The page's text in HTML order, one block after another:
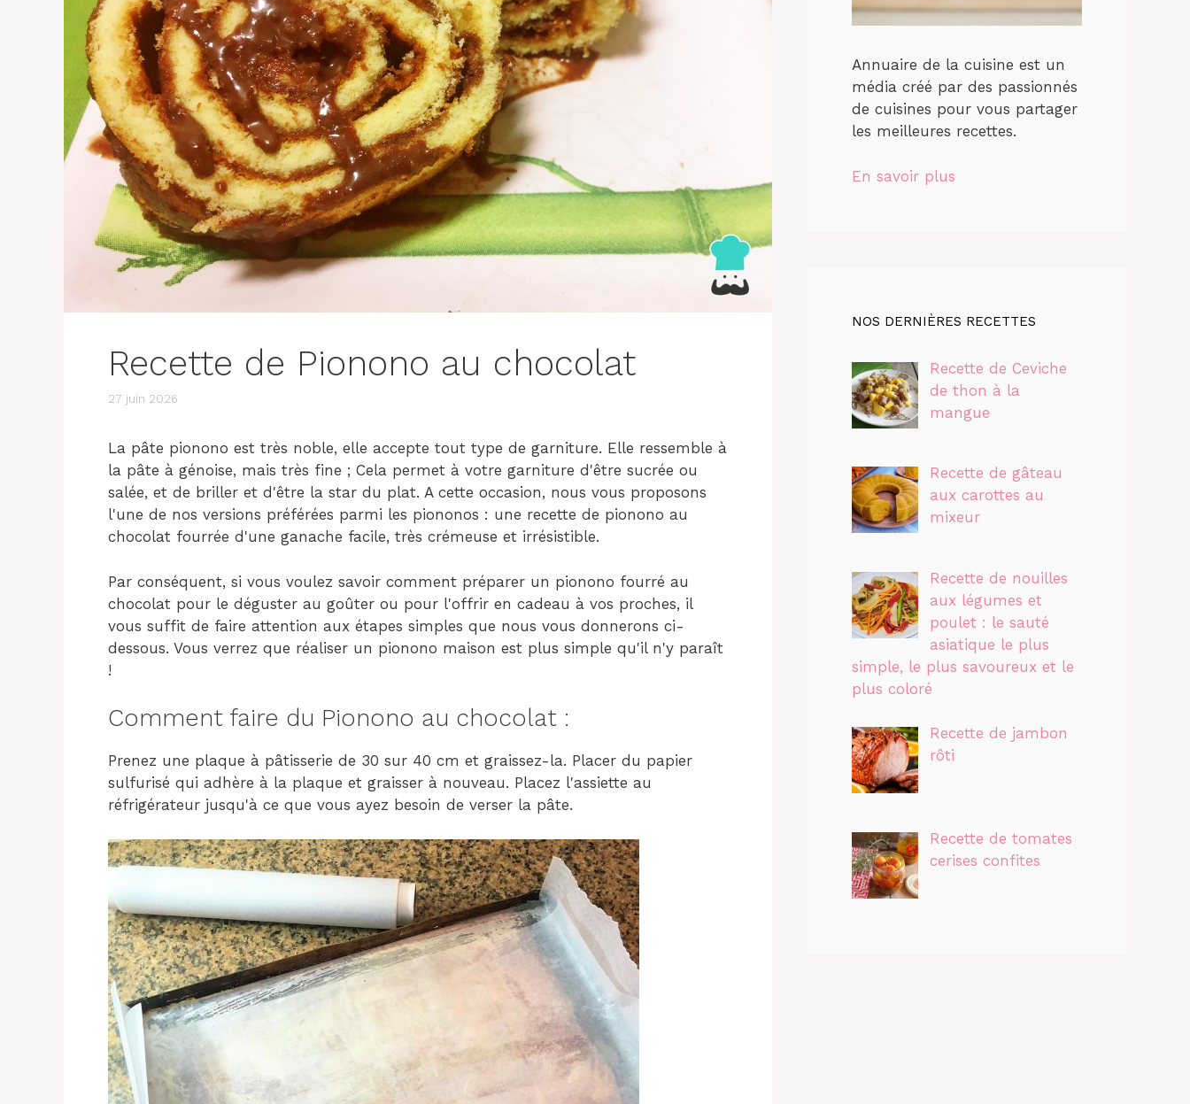
Recette de Pionono au chocolat
27 juin 2026
La pâte pionono est très noble, elle accepte tout type de garniture. Elle ressemble à
la pâte à génoise, mais très fine ; Cela permet à votre garniture d'être sucrée ou
salée, et de briller et d'être la star du plat. A cette occasion, nous vous proposons
l'une de nos versions préférées parmi les piononos : une recette de pionono au
chocolat fourrée d'une ganache facile, très crémeuse et irrésistible.
Par conséquent, si vous voulez savoir comment préparer un pionono fourré au
chocolat pour le déguster au goûter ou pour l'offrir en cadeau à vos proches, il
vous suffit de faire attention aux étapes simples que nous vous donnerons ci-
dessous. Vous verrez que réaliser un pionono maison est plus simple qu'il n'y paraît
!
Comment faire du Pionono au chocolat :
Prenez une plaque à pâtisserie de 30 sur 40 cm et graissez-la. Placer du papier
sulfurisé qui adhère à la plaque et graisser à nouveau. Placez l'assiette au
réfrigérateur jusqu'à ce que vous ayez besoin de verser la pâte.
Annuaire de la cuisine est un
média créé par des passionnés
de cuisines pour vous partager
les meilleures recettes.
En savoir plus
NOS DERNIÈRES RECETTES
Recette de Ceviche
de thon à la
mangue
Recette de gâteau
aux carottes au
mixeur
Recette de nouilles
aux légumes et
poulet : le sauté
asiatique le plus
simple, le plus savoureux et le
plus coloré
Recette de jambon
rôti
Recette de tomates
cerises confites